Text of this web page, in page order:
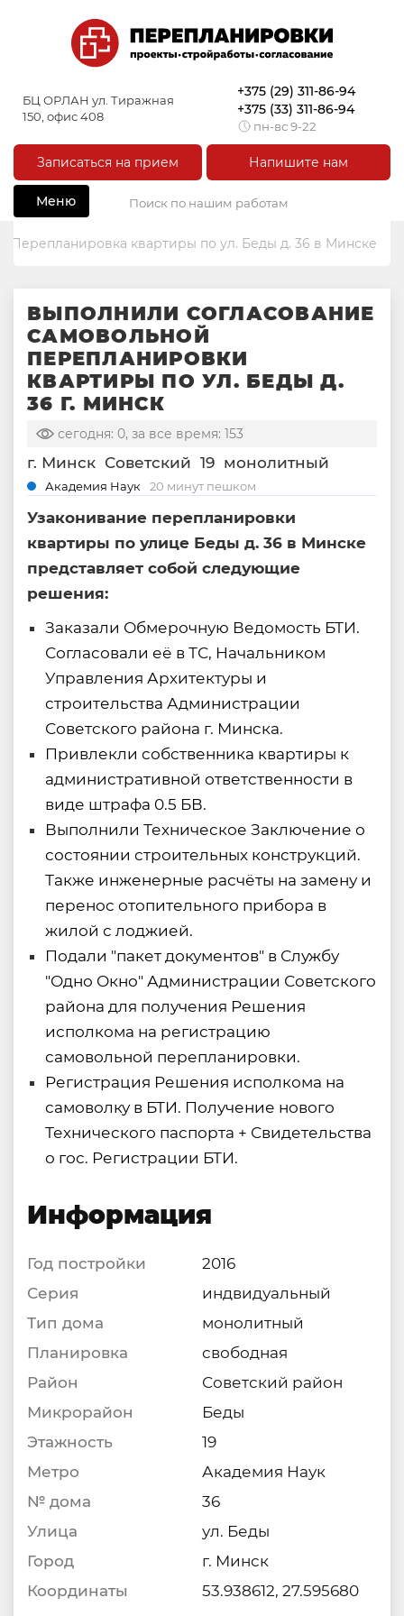
БЦ ОРЛАН ул. Тиражная
150, офис 408
+375 (29) 311-86-94
+375 (33) 311-86-94
пн-вс 9-22
Записаться на прием Напишите нам
Меню
Перепланировка квартиры по ул. Беды д. 36 в Минске
ВЫПОЛНИЛИ СОГЛАСОВАНИЕ
САМОВОЛЬНОЙ
ПЕРЕПЛАНИРОВКИ
КВАРТИРЫ ПО УЛ. БЕДЫ Д.
36 Г. МИНСК
сегодня: 0, за все время: 153
г. Минск Советский 19 монолитный
Академия Наук 20 минут пешком
Узаконивание перепланировки
квартиры по улице Беды д. 36 в Минске
представляет собой следующие
решения:
Заказали Обмерочную Ведомость БТИ.
Согласовали её в ТС, Начальником
Управления Архитектуры и
строительства Администрации
Советского района г. Минска.
Привлекли собственника квартиры к
административной ответственности в
виде штрафа 0.5 БВ.
Выполнили Техническое Заключение о
состоянии строительных конструкций.
Также инженерные расчёты на замену и
перенос отопительного прибора в
жилой с лоджией.
Подали "пакет документов" в Службу
"Одно Окно" Администрации Советского
района для получения Решения
исполкома на регистрацию
самовольной перепланировки.
Регистрация Решения исполкома на
самоволку в БТИ. Получение нового
Технического паспорта + Свидетельства
о гос. Регистрации БТИ.
Информация
Год постройки
2016
Серия
индвидуальный
Тип дома
монолитный
Планировка
свободная
Район
Советский район
Микрорайон
Беды
Этажность
19
Метро
Академия Наук
№ дома
36
Улица
ул. Беды
Город
г. Минск
Координаты
53.938612, 27.595680